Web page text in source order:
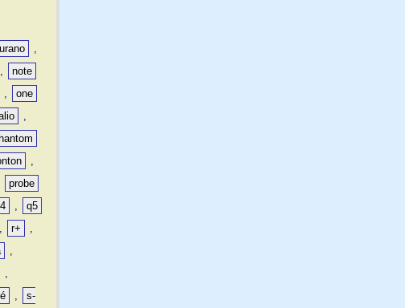
,
,
note
,
one
,
,
probe
,
q5
, r+
,
,
,
,
s-